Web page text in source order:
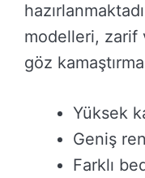
modelleri, zarif
göz
Yüksek
Geniş
Farklı